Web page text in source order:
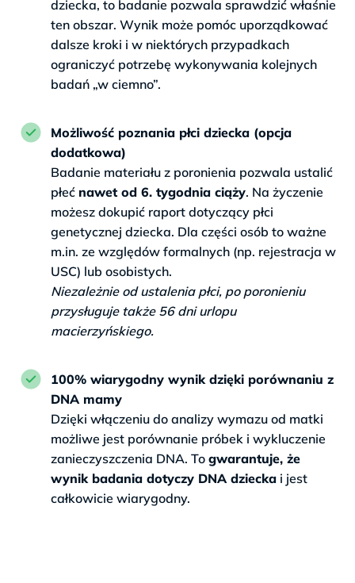
dziecka, to badanie pozwala sprawdzić właśnie
ten obszar. Wynik może pomóc uporządkować
dalsze kroki i w niektórych przypadkach
ograniczyć potrzebę wykonywania kolejnych
badań „w ciemno”.
Możliwość poznania płci dziecka (opcja
dodatkowa)
Badanie materiału z poronienia pozwala ustalić
płeć nawet od 6. tygodnia ciąży. Na życzenie
możesz dokupić raport dotyczący płci
genetycznej dziecka. Dla części osób to ważne
m.in. ze względów formalnych (np. rejestracja w
USC) lub osobistych.
Niezależnie od ustalenia płci, po poronieniu
przysługuje także 56 dni urlopu
macierzyńskiego.
100% wiarygodny wynik dzięki porównaniu z
DNA mamy
Dzięki włączeniu do analizy wymazu od matki
możliwe jest porównanie próbek i wykluczenie
zanieczyszczenia DNA. To gwarantuje, że
wynik badania dotyczy DNA dziecka i jest
całkowicie wiarygodny.